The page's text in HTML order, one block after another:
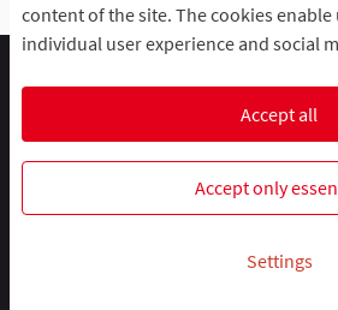
content of the site. The cookies
individual user experience and social
Accept all
Accept only
Settings
Default title for terms-and-conditions
Cookie settings
R-lab, leR-lab,R-